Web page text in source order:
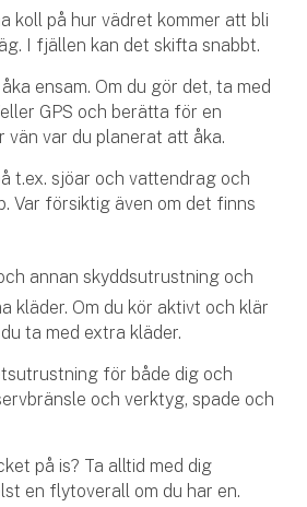
koll på hur vädret kommer att bli
I fjällen kan det skifta snabbt.
ensam. Om du gör det, ta med
GPS och berätta för en
vän var du planerat att åka.
t.ex. sjöar och vattendrag och
Var försiktig även om det finns
annan skyddsutrustning och
kläder. Om du kör aktivt och klär
ta med extra kläder.
för både dig och
och verktyg, spade och
på is? Ta alltid med dig
en flytoverall om du har en.